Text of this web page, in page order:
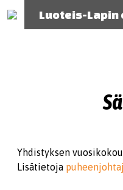
Yhdistyksen
Lisätietoja